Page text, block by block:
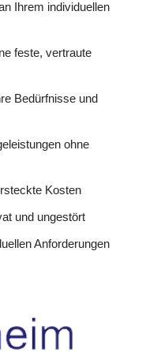
Ihrem individuellen
feste, vertraute
Bedürfnisse und
ohne
Kosten
und ungestört
Anforderungen